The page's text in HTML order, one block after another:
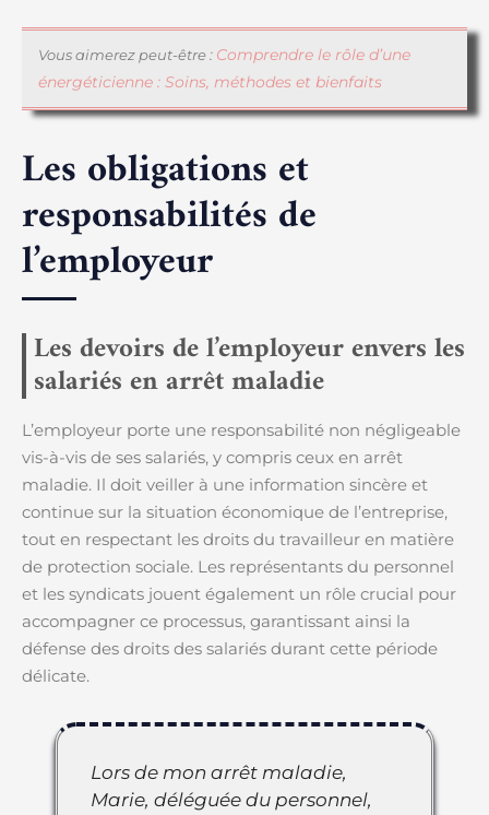
Vous aimerez peut-être : Comprendre le rôle d’une
énergéticienne : Soins, méthodes et bienfaits
Les obligations et
responsabilités de
l’employeur
Les devoirs de l’employeur envers les
salariés en arrêt maladie
L’employeur porte une responsabilité non négligeable
vis-à-vis de ses salariés, y compris ceux en arrêt
maladie. Il doit veiller à une information sincère et
continue sur la situation économique de l’entreprise,
tout en respectant les droits du travailleur en matière
de protection sociale. Les représentants du personnel
et les syndicats jouent également un rôle crucial pour
accompagner ce processus, garantissant ainsi la
défense des droits des salariés durant cette période
délicate.
Lors de mon arrêt maladie,
Marie, déléguée du personnel,